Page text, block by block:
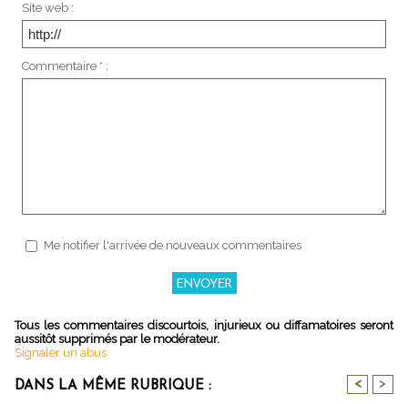
Site web :
Commentaire * :
Me notifier l'arrivée de nouveaux commentaires
Tous les commentaires discourtois, injurieux ou diffamatoires seront
aussitôt supprimés par le modérateur.
Signaler un abus
DANS LA MÊME RUBRIQUE : < >